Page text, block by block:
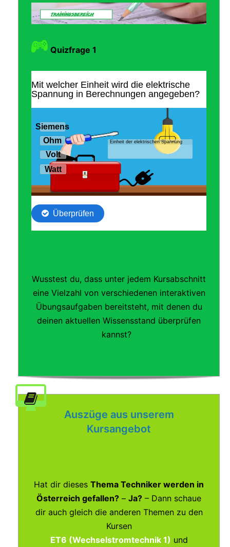
Quizfrage 1
Wusstest du, dass unter jedem Kursabschnitt
eine Vielzahl von verschiedenen interaktiven
Übungsaufgaben bereitsteht, mit denen du
deinen aktuellen Wissensstand überprüfen
kannst?
Auszüge aus unserem
Kursangebot
Hat dir dieses Thema Techniker werden in
Österreich gefallen? – Ja? – Dann schaue
dir auch gleich die anderen Themen zu den
Kursen
ET6 (Wechselstromtechnik 1) und